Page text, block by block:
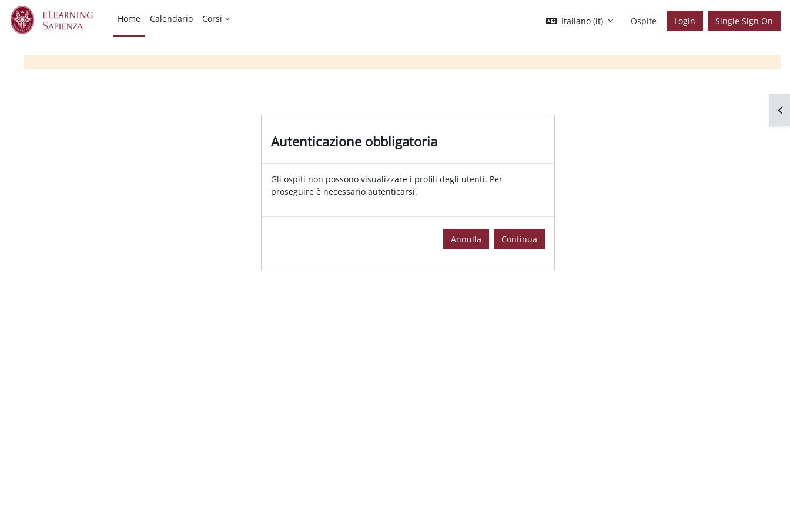
Vai al contenuto principale
Home
Calendario Corsi Italiano ‎(it)‎ Ospite Login Single Sign On
Autenticazione obbligatoria
Gli ospiti non possono visualizzare i profili degli utenti. Per
proseguire è necessario autenticarsi.
Annulla Continua